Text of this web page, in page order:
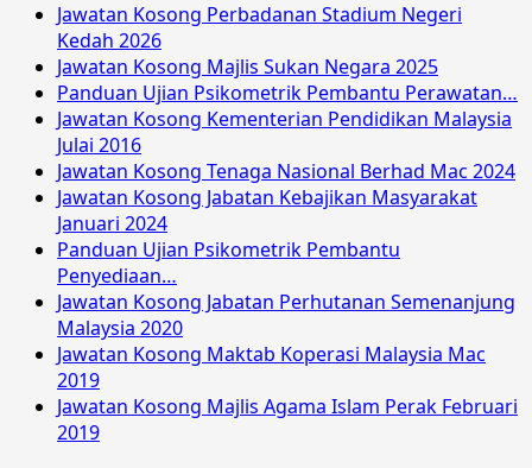
Jawatan Kosong Perbadanan Stadium Negeri
Kedah 2026
Jawatan Kosong Majlis Sukan Negara 2025
Panduan Ujian Psikometrik Pembantu Perawatan…
Jawatan Kosong Kementerian Pendidikan Malaysia
Julai 2016
Jawatan Kosong Tenaga Nasional Berhad Mac 2024
Jawatan Kosong Jabatan Kebajikan Masyarakat
Januari 2024
Panduan Ujian Psikometrik Pembantu
Penyediaan…
Jawatan Kosong Jabatan Perhutanan Semenanjung
Malaysia 2020
Jawatan Kosong Maktab Koperasi Malaysia Mac
2019
Jawatan Kosong Majlis Agama Islam Perak Februari
2019